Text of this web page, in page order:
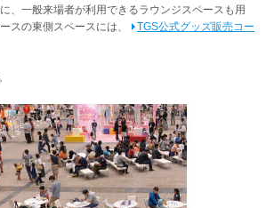
、一般来場者が利用できるラウンジスペースも用
スの東側スペースには、
TGS公式グッズ販売コー